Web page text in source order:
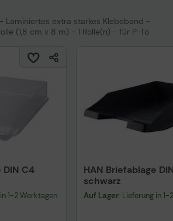
- Laminiertes extra starkes Klebeband -
(1,8 cm x 8 m) - 1 Rolle(n) - für P-To
DIN C4
1-2 Werktagen
HAN Briefablage
schwarz
Auf Lager: Lieferung in